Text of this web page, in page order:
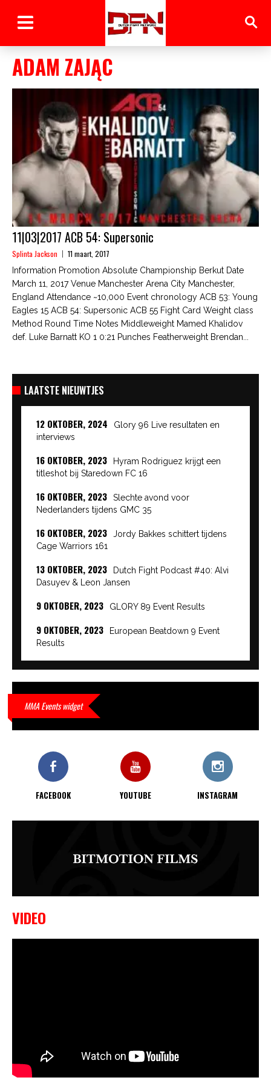
ADAM ZAJĄC
11|03|2017 ACB 54: Supersonic
Splinta Jackson 11 maart, 2017
Information Promotion Absolute Championship Berkut Date
March 11, 2017 Venue Manchester Arena City Manchester,
England Attendance ~10,000 Event chronology ACB 53: Young
Eagles 15 ACB 54: Supersonic ACB 55 Fight Card Weight class
Method Round Time Notes Middleweight Mamed Khalidov
def. Luke Barnatt KO 1 0:21 Punches Featherweight Brendan...
LAATSTE NIEUWTJES
12 OKTOBER, 2024
Glory 96 Live resultaten en
interviews
16 OKTOBER, 2023
Hyram Rodriguez krijgt een
titleshot bij Staredown FC 16
16 OKTOBER, 2023
Slechte avond voor
Nederlanders tijdens GMC 35
16 OKTOBER, 2023
Jordy Bakkes schittert tijdens
Cage Warriors 161
13 OKTOBER, 2023
Dutch Fight Podcast #40: Alvi
Dasuyev & Leon Jansen
9 OKTOBER, 2023 GLORY 89 Event Results
9 OKTOBER, 2023
European Beatdown 9 Event
Results
Cage Warriors Academy:
Lowlands 7 recap en interviews hier
9 OKTOBER, 2023
waar hij van gemaakt is…
KO bij CWA Lowlands 7
MMA Events widget
FACEBOOK YOUTUBE INSTAGRAM
VIDEO